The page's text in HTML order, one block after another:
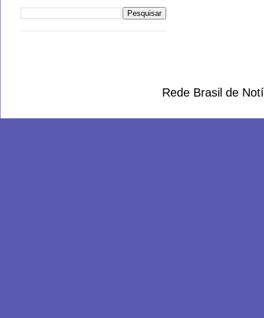
Rede Brasil de